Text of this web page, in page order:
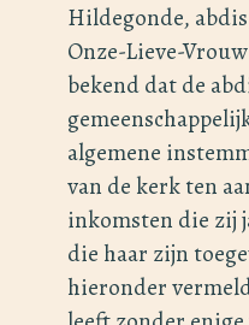
Hildegonde,
Onze-Lieve-
bekend dat de
algemene
van de kerk ten
inkomsten die zij
die haar zijn
hieronder